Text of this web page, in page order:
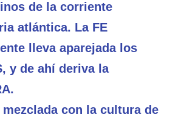
de la corriente
atlántica. La FE
lleva aparejada los
y de ahí deriva la
mezclada con la cultura de